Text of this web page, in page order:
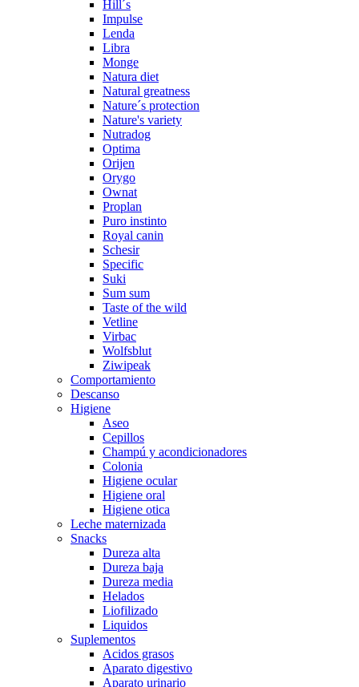
Hill´s
Impulse
Lenda
Libra
Monge
Natura diet
Natural greatness
Nature´s protection
Nature's variety
Nutradog
Optima
Orijen
Orygo
Ownat
Proplan
Puro instinto
Royal canin
Schesir
Specific
Suki
Sum sum
Taste of the wild
Vetline
Virbac
Wolfsblut
Ziwipeak
Comportamiento
Descanso
Higiene
Aseo
Cepillos
Champú y acondicionadores
Colonia
Higiene ocular
Higiene oral
Higiene otica
Leche maternizada
Snacks
Dureza alta
Dureza baja
Dureza media
Helados
Liofilizado
Liquidos
Suplementos
Acidos grasos
Aparato digestivo
Aparato urinario